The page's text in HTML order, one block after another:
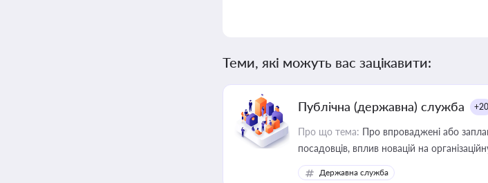
Теми, які можуть вас зацікавити:
Публічна (державна) служба +20
Про що тема: Про впроваджені або
посадовців, вплив новацій на
Державна служба